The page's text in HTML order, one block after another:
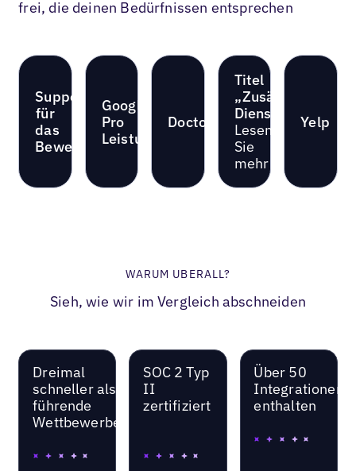
frei, die deinen Bedürfnissen entsprechen
Support
für
das
Bewertungsmanagement
Google
Pro
Leistungen
Doctor.com
Titel
„Zusätzliche
Dienste“
Lesen
Sie
mehr
Yelp
WARUM UBERALL?
Sieh, wie wir im Vergleich abschneiden
Dreimal
schneller als
führende
Wettbewerber
SOC 2 Typ
II
zertifiziert
Über 50
Integrationen
enthalten